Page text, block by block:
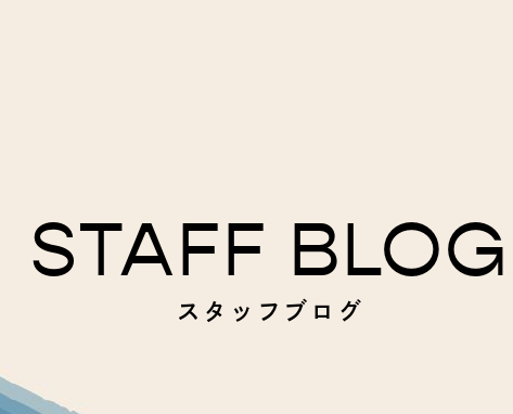
STAFF BLOG
スタッフブログ